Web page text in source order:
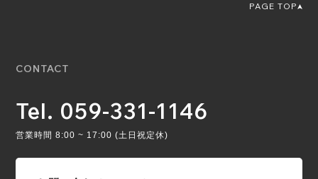
PAGE TOP
CONTACT
Tel. 059-331-1146
営業時間 8:00 ~ 17:00 (土日祝定休)